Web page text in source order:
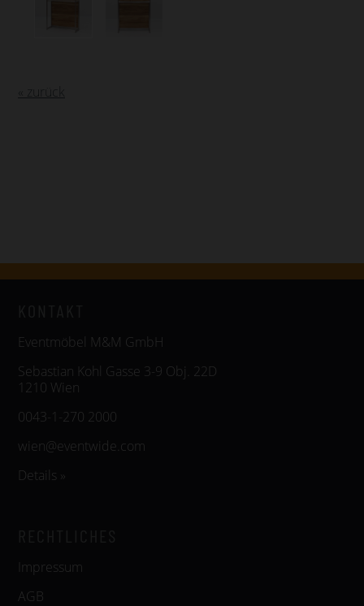
« zurück
Eventmöbel M&M GmbH
Sebastian Kohl Gasse 3-9 Obj. 22D
1210 Wien
0043-1-270 2000
wien@eventwide.com
Details »
Impressum
AGB